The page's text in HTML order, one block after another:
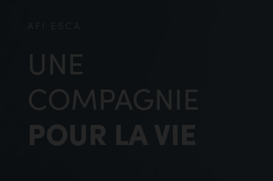
AFI ESCA
UNE
COMPAGNIE
POUR LA VIE